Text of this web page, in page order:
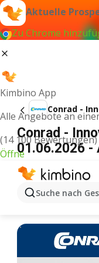
Aktuelle
Zu Chrome
Kimbino App
Alle Angebote an
(14 100 Bewertungen)
Öffne
Suche nach
Conrad -
Conrad -
01.06.2026 -